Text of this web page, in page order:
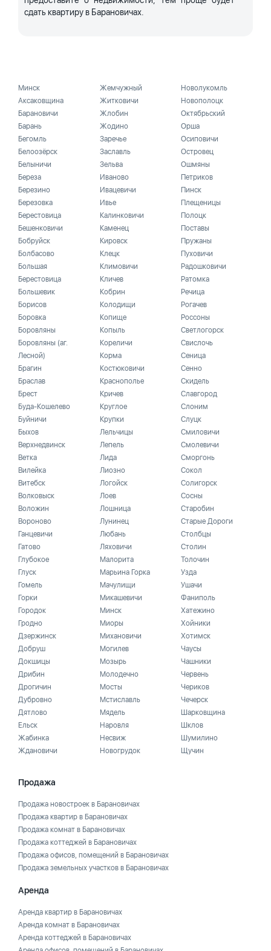
сдать квартиру в Барановичах.
Минск
Аксаковщина
Барановичи
Барань
Бегомль
Белоозёрск
Белыничи
Береза
Березино
Березовка
Берестовица
Бешенковичи
Бобруйск
Болбасово
Большая
Берестовица
Большевик
Борисов
Боровка
Боровляны
Боровляны (аг.
Лесной)
Брагин
Браслав
Брест
Буда-Кошелево
Буйничи
Быхов
Верхнедвинск
Ветка
Вилейка
Витебск
Волковыск
Воложин
Вороново
Ганцевичи
Гатово
Глубокое
Глуск
Гомель
Горки
Городок
Гродно
Дзержинск
Добруш
Докшицы
Дрибин
Дрогичин
Дубровно
Дятлово
Ельск
Жабинка
Ждановичи
Жемчужный
Житковичи
Жлобин
Жодино
Заречье
Заславль
Зельва
Иваново
Ивацевичи
Ивье
Калинковичи
Каменец
Кировск
Клецк
Климовичи
Кличев
Кобрин
Колодищи
Копище
Копыль
Кореличи
Корма
Костюковичи
Краснополье
Кричев
Круглое
Крупки
Лельчицы
Лепель
Лида
Лиозно
Логойск
Лоев
Лошница
Лунинец
Любань
Ляховичи
Малорита
Марьина Горка
Мачулищи
Микашевичи
Минск
Миоры
Михановичи
Могилев
Мозырь
Молодечно
Мосты
Мстиславль
Мядель
Наровля
Несвиж
Новогрудок
Новолукомль
Новополоцк
Октябрьский
Орша
Осиповичи
Островец
Ошмяны
Петриков
Пинск
Плещеницы
Полоцк
Поставы
Пружаны
Пуховичи
Радошковичи
Ратомка
Речица
Рогачев
Россоны
Светлогорск
Свислочь
Сеница
Сенно
Скидель
Славгород
Слоним
Слуцк
Смиловичи
Смолевичи
Сморгонь
Сокол
Солигорск
Сосны
Старобин
Старые Дороги
Столбцы
Столин
Толочин
Узда
Ушачи
Фаниполь
Хатежино
Хойники
Хотимск
Чаусы
Чашники
Червень
Чериков
Чечерск
Шарковщина
Шклов
Шумилино
Щучин
Продажа
Продажа новостроек в Барановичах
Продажа квартир в Барановичах
Продажа комнат в Барановичах
Продажа коттеджей в Барановичах
Продажа офисов, помещений в Барановичах
Продажа земельных участков в Барановичах
Аренда
Аренда квартир в Барановичах
Аренда комнат в Барановичах
Аренда коттеджей в Барановичах